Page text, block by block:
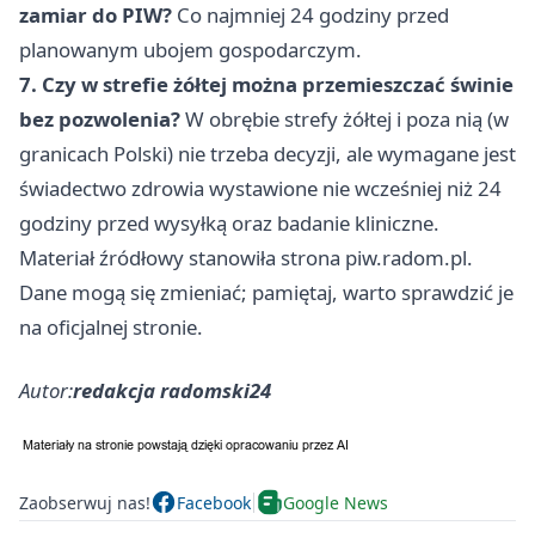
zamiar do PIW? Co najmniej 24 godziny przed
planowanym ubojem gospodarczym.
7. Czy w strefie żółtej można przemieszczać świnie
bez pozwolenia?W obrębie strefy żółtej i poza nią (w
granicach Polski) nie trzeba decyzji, ale wymagane jest
świadectwo zdrowia wystawione nie wcześniej niż 24
godziny przed wysyłką oraz badanie kliniczne.
Materiał źródłowy stanowiła strona piw.radom.pl.
Dane mogą się zmieniać; pamiętaj, warto sprawdzić je
na oficjalnej stronie.
Autor:redakcja radomski24
Zaobserwuj nas! Facebook Google News